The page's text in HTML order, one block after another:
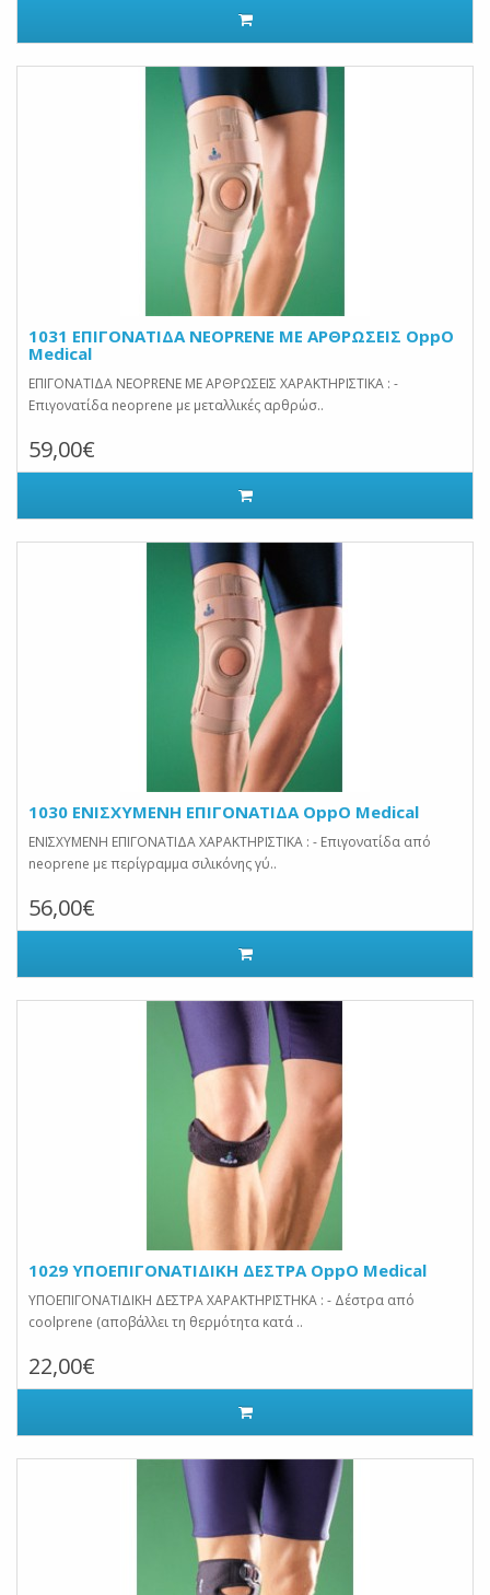
1031 ΕΠΙΓΟΝΑΤΙΔΑ NEOPRENE ΜΕ AΡΘΡΩΣΕΙΣ OppO
Medical
ΕΠΙΓΟΝΑΤΙΔΑ NEOPRENE ΜΕ AΡΘΡΩΣΕΙΣ ΧΑΡΑΚΤΗΡΙΣΤΙΚΑ : -
Επιγονατίδα neoprene με μεταλλικές αρθρώσ..
59,00€
1030 ΕΝΙΣΧΥΜΕΝΗ ΕΠΙΓΟΝΑΤΙΔΑ OppO Medical
ΕΝΙΣΧΥΜΕΝΗ ΕΠΙΓΟΝΑΤΙΔΑ ΧΑΡΑΚΤΗΡΙΣΤΙΚΑ : - Επιγονατίδα από
neoprene με περίγραμμα σιλικόνης γύ..
56,00€
1029 ΥΠΟΕΠΙΓΟΝΑΤΙΔΙΚΗ ΔΕΣΤΡΑ OppO Medical
ΥΠΟΕΠΙΓΟΝΑΤΙΔΙΚΗ ΔΕΣΤΡΑ ΧΑΡΑΚΤΗΡΙΣΤΗΚΑ : - Δέστρα από
coolprene (αποβάλλει τη θερμότητα κατά ..
22,00€